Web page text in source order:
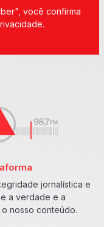
você confirma
jornalística e
a verdade e a
nosso conteúdo.